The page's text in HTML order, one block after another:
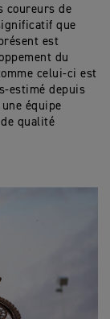
coureurs de
que
est
du
celui-ci est
estimé depuis
équipe
qualité